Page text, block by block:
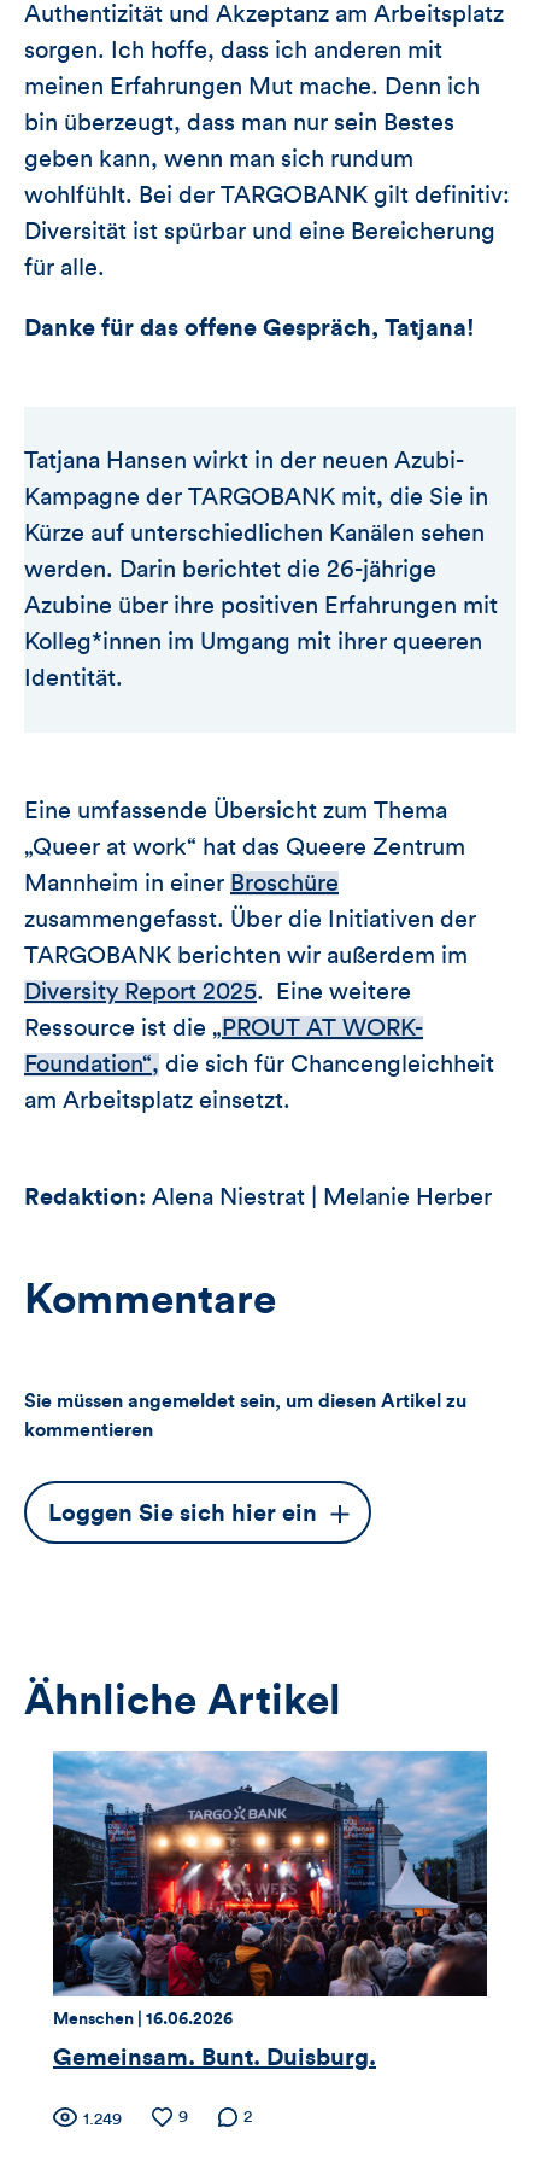
Authentizität und Akzeptanz am Arbeitsplatz
sorgen. Ich hoffe, dass ich anderen mit
meinen Erfahrungen Mut mache. Denn ich
bin überzeugt, dass man nur sein Bestes
geben kann, wenn man sich rundum
wohlfühlt. Bei der TARGOBANK gilt definitiv:
Diversität ist spürbar und eine Bereicherung
für alle.
Danke für das offene Gespräch, Tatjana!
Tatjana Hansen wirkt in der neuen Azubi-
Kampagne der TARGOBANK mit, die Sie in
Kürze auf unterschiedlichen Kanälen sehen
werden. Darin berichtet die 26-jährige
Azubine über ihre positiven Erfahrungen mit
Kolleg*innen im Umgang mit ihrer queeren
Identität.
Eine umfassende Übersicht zum Thema
„Queer at work“ hat das Queere Zentrum
Mannheim in einer Broschüre
zusammengefasst. Über die Initiativen der
TARGOBANK berichten wir außerdem im
Diversity Report 2025. Eine weitere
Ressource ist die „ PROUT AT WORK-
Foundation“, die sich für Chancengleichheit
am Arbeitsplatz einsetzt.
Redaktion: Alena Niestrat | Melanie Herber
Kommentare
Sie müssen angemeldet sein, um diesen Artikel zu
kommentieren
Dieser
Button
Loggen Sie sich hier ein
Ähnliche Artikel
Thema:
Menschen | Datum:
16.06.2026
Gemeinsam. Bunt. Duisburg.
Zähler
Anzahl
1.249
Anzahl
9
Anzahl der
2